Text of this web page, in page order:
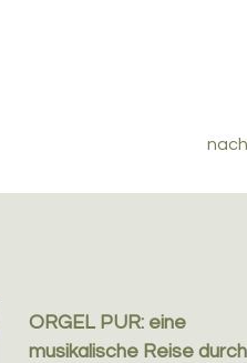
ORGEL PUR: eine
musikalische Reise durch